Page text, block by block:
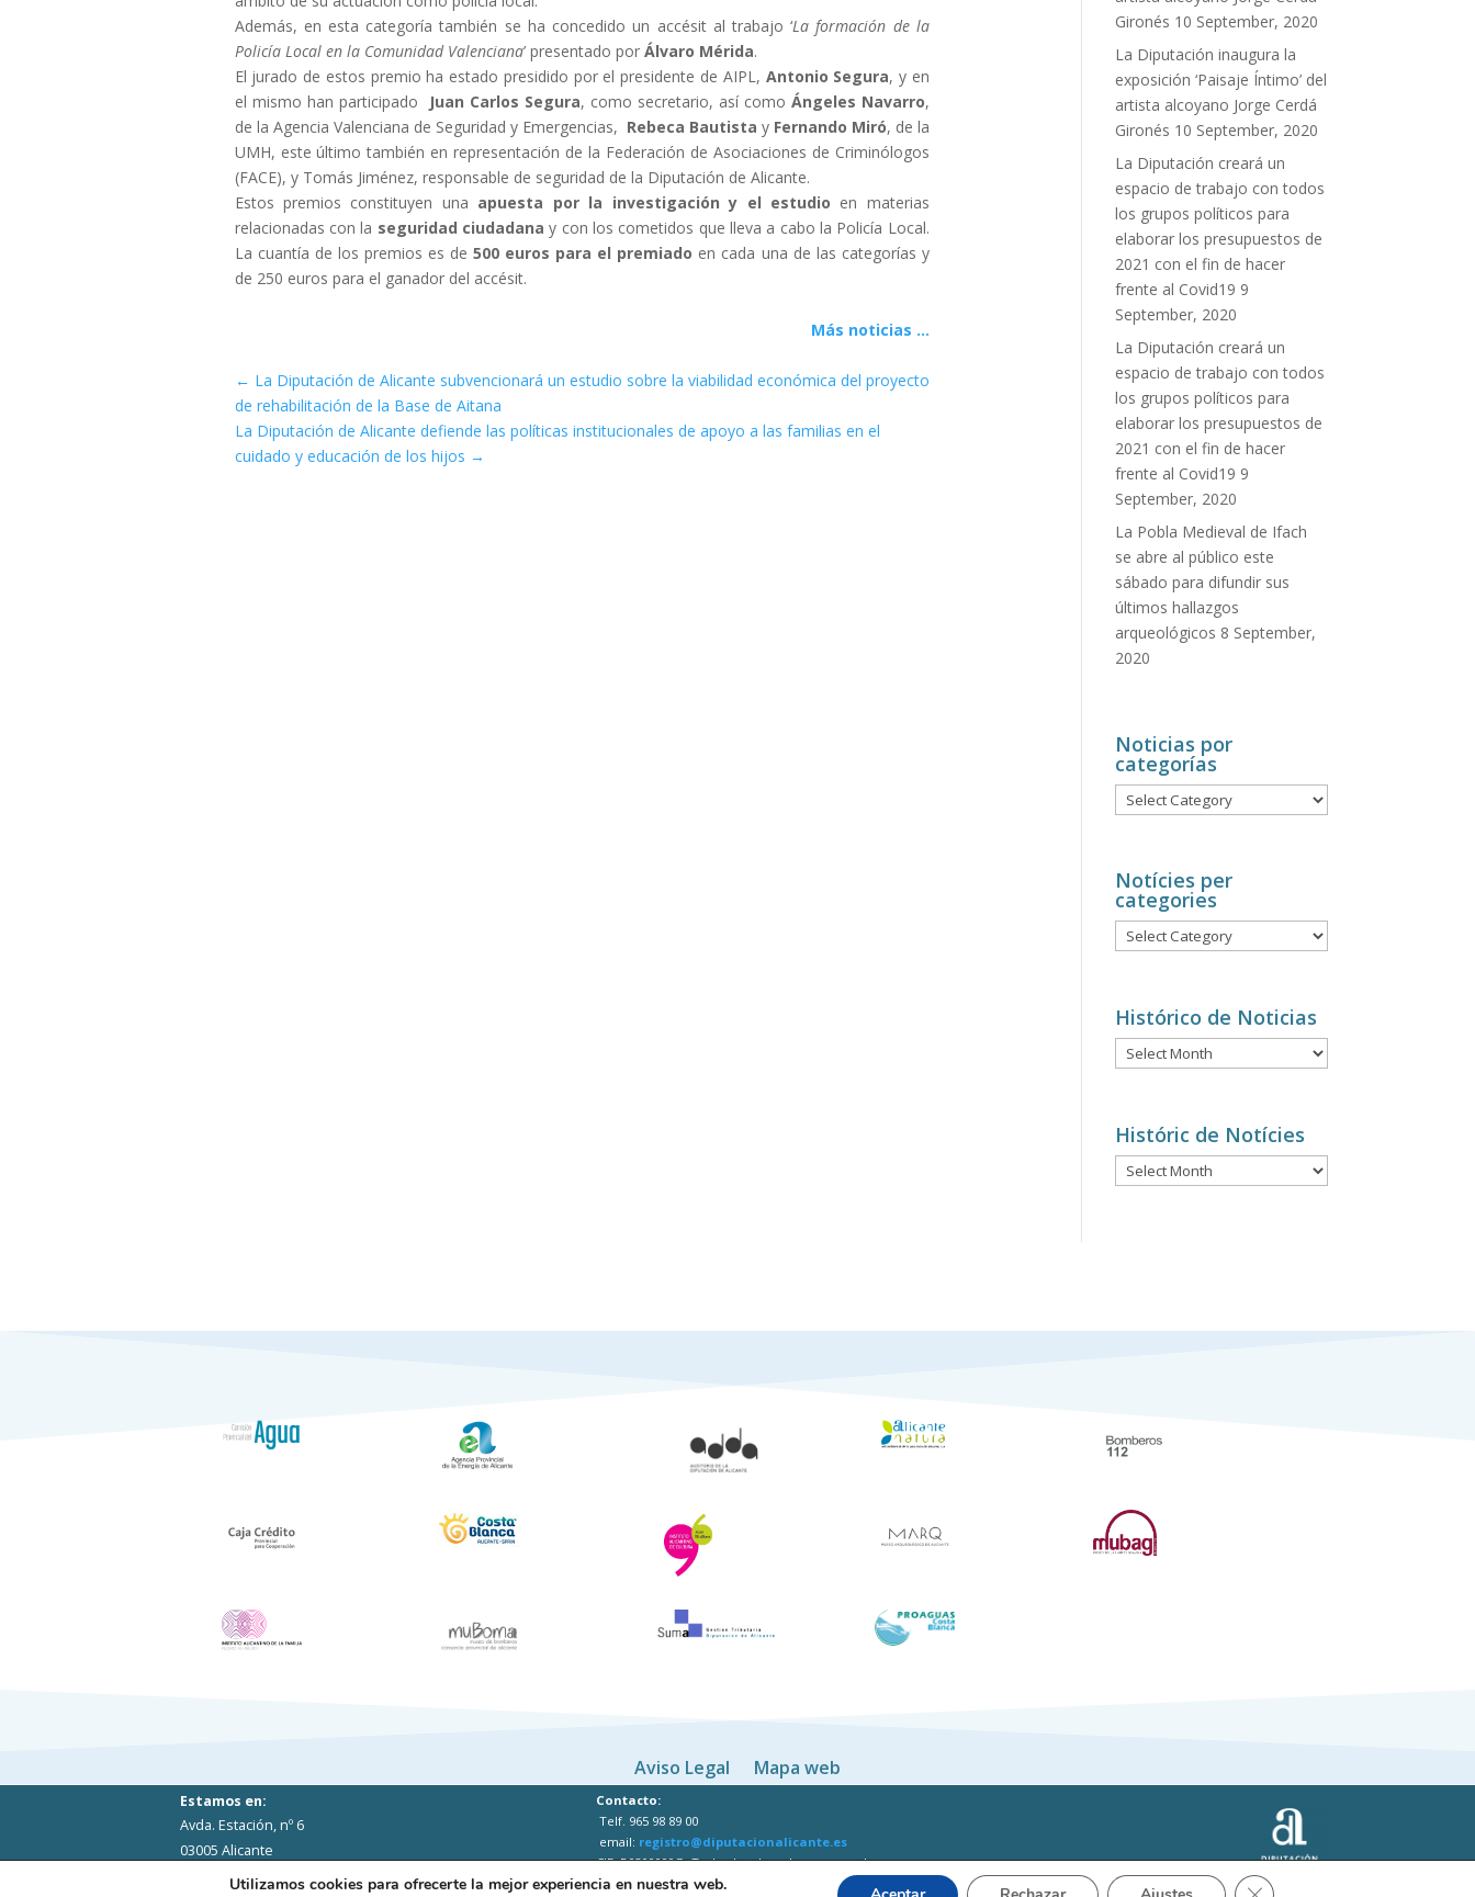
Además, en esta categoría también se ha concedido un accésit al trabajo ‘La formación de la
Policía Local en la Comunidad Valenciana’ presentado por Álvaro Mérida.
El jurado de estos premio ha estado presidido por el presidente de AIPL, Antonio Segura, y en
el mismo han participado
Juan Carlos Segura, como secretario, así como Ángeles Navarro,
de la Agencia Valenciana de Seguridad y Emergencias, Rebeca Bautista y Fernando Miró, de la
UMH, este último también en representación de la Federación de Asociaciones de Criminólogos
(FACE), y Tomás Jiménez, responsable de seguridad de la Diputación de Alicante.
Estos premios constituyen una apuesta por la investigación y el estudio en materias
relacionadas con la seguridad ciudadanay con los cometidos que lleva a cabo la Policía Local.
La cuantía de los premios es de500 euros para el premiado en cada una de las categorías y
de 250 euros para el ganador del accésit.
Más noticias ...
← La Diputación de Alicante subvencionará un estudio sobre la viabilidad económica del proyecto
de rehabilitación de la Base de Aitana
La Diputación de Alicante defiende las políticas institucionales de apoyo a las familias en el
cuidado y educación de los hijos →
Gironés 10 September, 2020
La Diputación inaugura la
exposición ‘Paisaje Íntimo’ del
artista alcoyano Jorge Cerdá
Gironés 10 September, 2020
La Diputación creará un
espacio de trabajo con todos
los grupos políticos para
elaborar los presupuestos de
2021 con el fin de hacer
frente al Covid19 9
September, 2020
La Diputación creará un
espacio de trabajo con todos
los grupos políticos para
elaborar los presupuestos de
2021 con el fin de hacer
frente al Covid19 9
September, 2020
La Pobla Medieval de Ifach
se abre al público este
sábado para difundir sus
últimos hallazgos
arqueológicos 8 September,
2020
Noticias por
categorías
Noticias
por
Notícies per
categories
Notícies
per
Histórico de Noticias
Histórico
de
Históric de Notícies
Históric
de
Aviso Legal Mapa web
Estamos en:
Avda. Estación, nº 6
03005 Alicante
Contacto:
Telf. 965 98 89 00
email: registro@diputacionalicante.es
CIF: P0300000G -Todos los derechos reservados
Utilizamos cookies para ofrecerte la mejor experiencia en nuestra web.
Close GDPR Cookie Banner